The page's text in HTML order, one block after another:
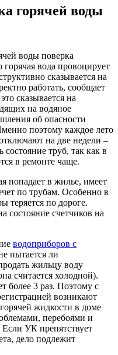
горячей воды
воды поверка
вода провоцирует
сказывается на
работать, сообщает
сказывается на
на водяное
об опасности
поэтому каждое лето
на две недели –
труб, так как в
в ремонте чаще.
попадает в жилье, имеет
по трубам. Особенно в
теряется по дороге.
состояние счетчиков на
водоприборов с
пытается ли
жильцу воду
считается холодной).
более 3 раз. Поэтому с
возникают
жидкости в доме
перебоями и
Если УК препятствует
дело подлежит